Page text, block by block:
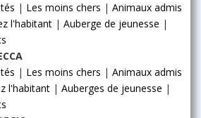
| Les moins chers | Animaux admis
l'habitant | Auberge de jeunesse |
| Les moins chers | Animaux admis
l'habitant | Auberges de jeunesse |